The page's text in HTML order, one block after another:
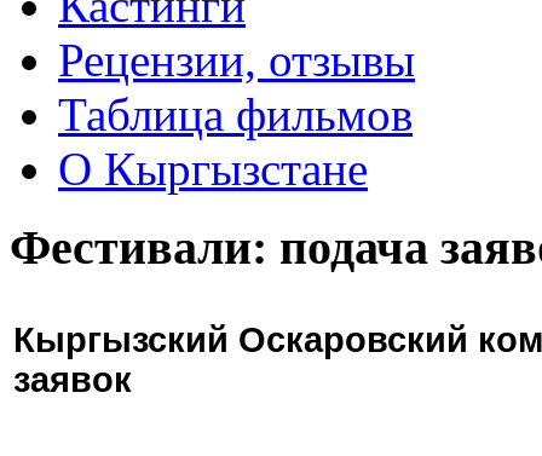
Рецензии, отзывы
Таблица фильмов
О Кыргызстане
Фестивали: подача
Кыргызский Оскаровский
заявок